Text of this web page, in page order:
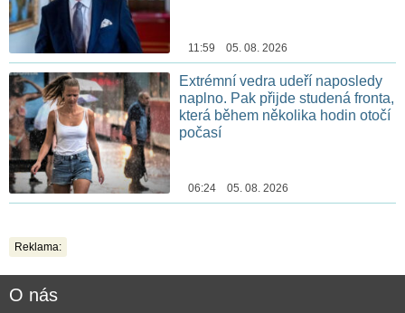
11:59 05. 08. 2026
Extrémní vedra udeří naposledy
naplno. Pak přijde studená fronta,
která během několika hodin otočí
počasí
06:24 05. 08. 2026
Reklama:
O nás